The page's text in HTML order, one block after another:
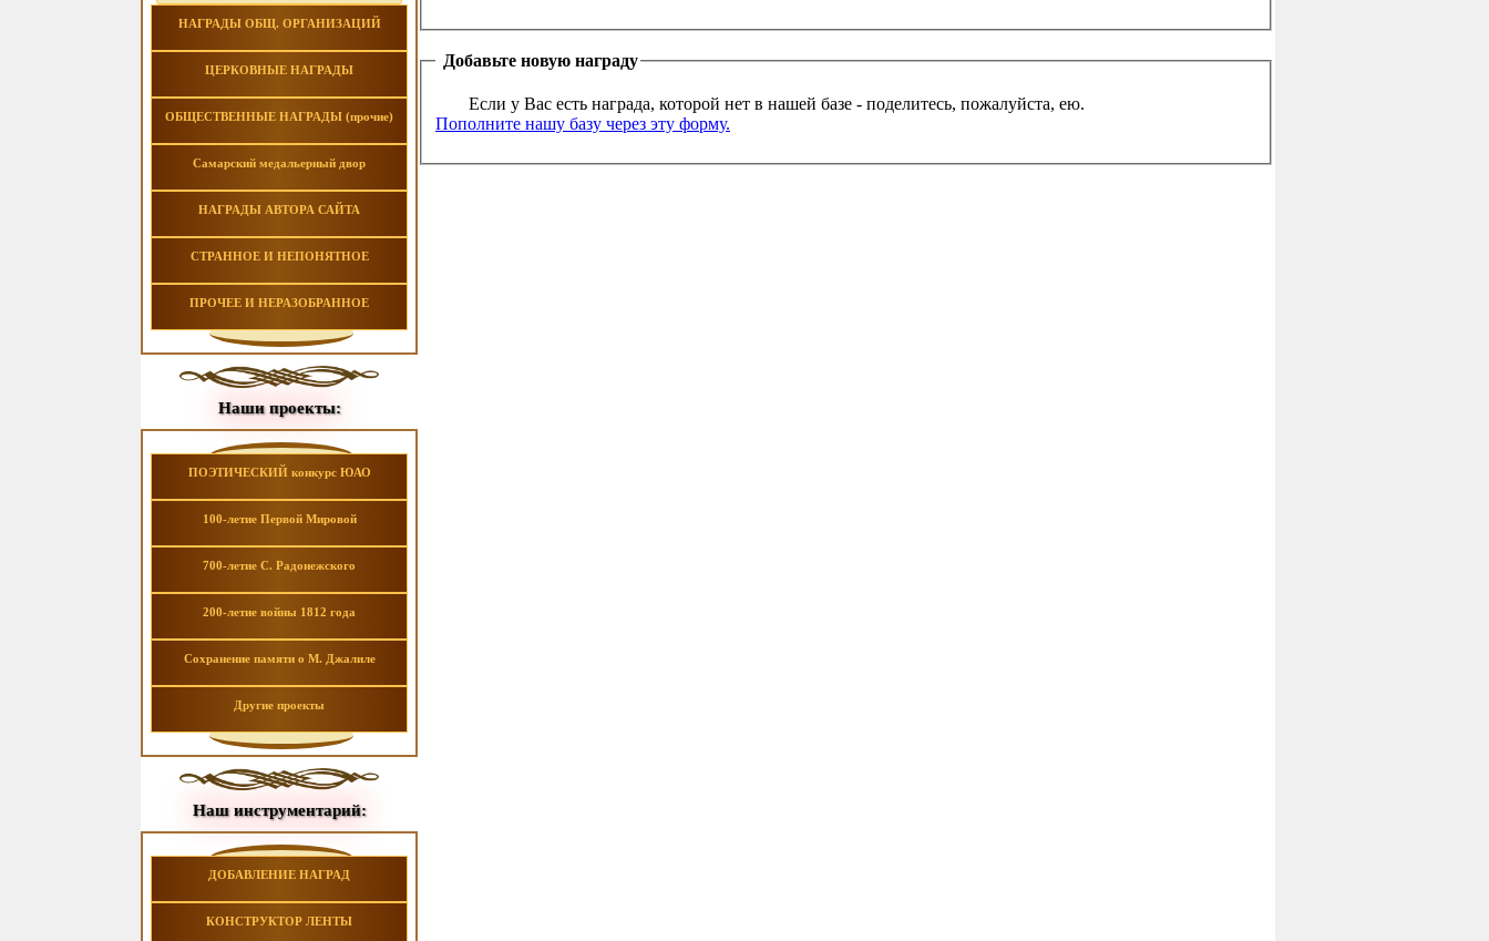
НАГРАДЫ ОБЩ. ОРГАНИЗАЦИЙ
ЦЕРКОВНЫЕ НАГРАДЫ
ОБЩЕСТВЕННЫЕ НАГРАДЫ (прочие)
Самарский медальерный двор
НАГРАДЫ АВТОРА САЙТА
СТРАННОЕ И НЕПОНЯТНОЕ
ПРОЧЕЕ И НЕРАЗОБРАННОЕ
Наши проекты:
ПОЭТИЧЕСКИЙ конкурс ЮАО
100-летие Первой Мировой
700-летие С. Радонежского
200-летие войны 1812 года
Сохранение памяти о М. Джалиле
Другие проекты
Наш инструментарий:
ДОБАВЛЕНИЕ НАГРАД
КОНСТРУКТОР ЛЕНТЫ
Добавьте новую награду
Если у Вас есть награда, которой нет в нашей базе - поделитесь, пожалуйста, ею.
Пополните нашу базу через эту форму.